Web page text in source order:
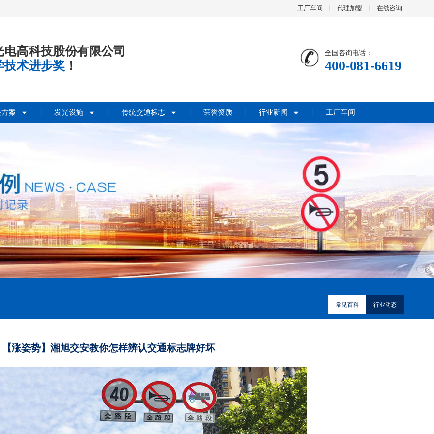
工厂车间 代理加盟 在线咨询
高科技股份有限公司
技术进步奖 ！
全国咨询电话：
400-081-6619
案 发光设施 传统交通标志 荣誉资质 行业新闻 工厂车间
常见百科 行业动态
【涨姿势】湘旭交安教你怎样辨认交通标志牌好坏